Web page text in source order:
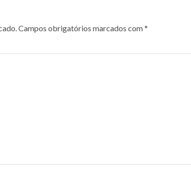
Campos obrigatórios marcados com*